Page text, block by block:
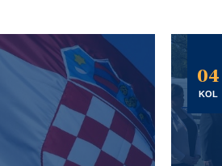
04
KOL